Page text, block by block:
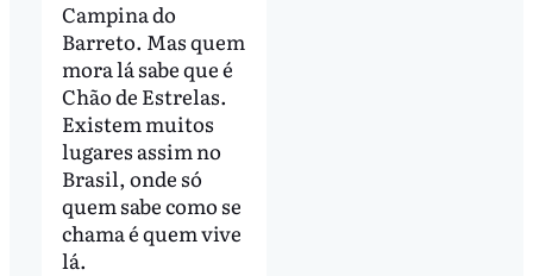
Campina do
Barreto. Mas quem
mora lá sabe que é
Chão de Estrelas.
Existem muitos
lugares assim no
Brasil, onde só
quem sabe como se
chama é quem vive
lá.